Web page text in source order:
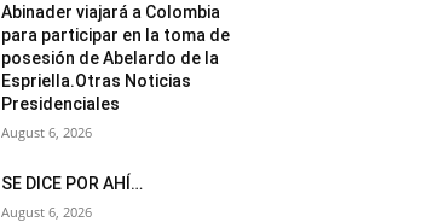
Abinader viajará a Colombia
para participar en la toma de
posesión de Abelardo de la
Espriella.Otras Noticias
Presidenciales
August 6, 2026
SE DICE POR AHÍ…
August 6, 2026